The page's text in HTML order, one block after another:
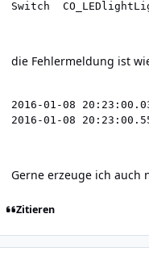
die Fehlermeldung ist
2016-01-08
Gerne erzeuge ich auch
Zitieren